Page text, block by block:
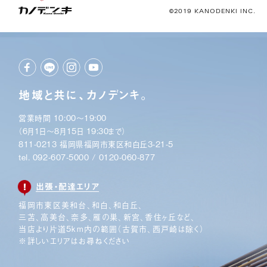
©2019 KANODENKI INC.
地域と共に、カノデンキ。
営業時間 10:00〜19:00
（6月1日〜8月15日 19:30まで）
811-0213 福岡県福岡市東区和白丘3-21-5
tel. 092-607-5000 / 0120-060-877
出張・配達エリア
福岡市東区美和台、和白、和白丘、
三苫、高美台、奈多、 雁の巣、新宮、香住ヶ丘など、
当店より片道5km内の範囲 （古賀市、西戸崎は除く）
※詳しいエリアはお尋ねください